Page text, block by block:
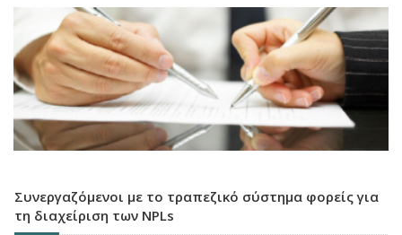
Συνεργαζόμενοι με το τραπεζικό σύστημα φορείς για
τη διαχείριση των NPLs